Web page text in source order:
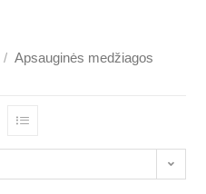
/ Apsauginės medžiagos